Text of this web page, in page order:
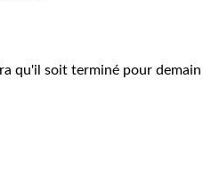
qu'il soit terminé pour demain